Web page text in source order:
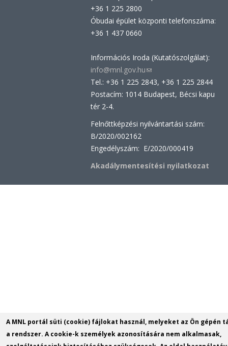
+36 1 225 2800
Óbudai épület központi telefonszáma:
+36 1 437 0660
Információs Iroda (Kutatószolgálat):
info@mnl.gov.hu(link
sends
e-
Tel.: +36 1 225 2843, +36 1 225 2844
Postacím: 1014 Budapest, Bécsi kapu
tér 2-4.
Felnőttképzési nyilvántartási szám:
B/2020/002162
Engedélyszám: E/2020/000419
Akadálymentesítési nyilatkozat
A MNL portál süti (cookie) fájlokat használ, melyeket az Ön gépén
a rendszer. A cookie-k személyek azonosítására nem alkalmasak,